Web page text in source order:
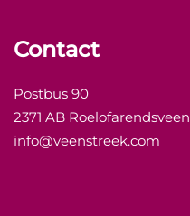
Contact
Postbus 90
2371 AB Roelofarendsveen
info@veenstreek.com